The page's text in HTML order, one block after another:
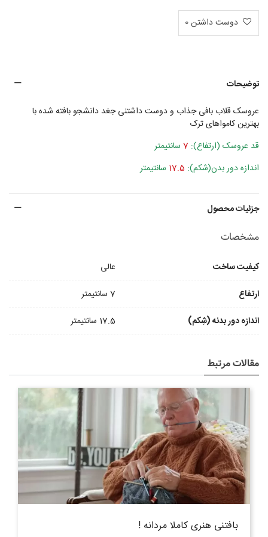
دوست داشتن0
توضیحات
عروسک قلاب بافی جذاب و دوست داشتنی جغد دانشجو بافته شده با
بهترین کامواهای ترک
قد عروسک (ارتفاع): 7 سانتیمتر
اندازه دور بدن(شکم): 17.5 سانتیمتر
جزئیات محصول
مشخصات
کیفیت ساخت
عالی
ارتفاع
7 سانتیمتر
اندازه دور بدنه (شِکم)
17.5 سانتیمتر
مقالات مرتبط
بافتنی هنری کاملا مردانه !